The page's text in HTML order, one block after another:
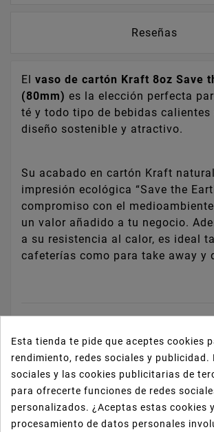
Reseñas
El vaso de cartón Kraft 8oz Save
(80mm) es la elección perfecta
té y todo tipo de bebidas calientes
diseño sostenible y atractivo.
Su acabado en cartón Kraft
impresión ecológica “Save the
compromiso con el
un valor añadido a tu negocio.
a su resistencia al calor, es ideal
cafeterías como para take away y
♻️ Características principales:
🌱 Capacidad: 8oz (230 ml aprox.)
🌱 Diámetro: 80 mm
🌱 Material: cartón Kraft reciclable
Esta tienda te pide que aceptes cookies
rendimiento, redes sociales y publicidad.
sociales y las cookies publicitarias de
para ofrecerte funciones de redes
personalizados. ¿Aceptas estas cookies
procesamiento de datos personales